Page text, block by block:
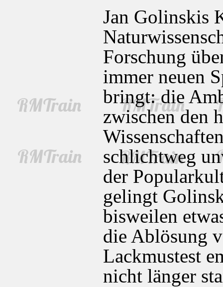
Jan Golinskis
Forschung
immer neuen
bringt: die
zwischen den
schlichtweg
der
gelingt
bisweilen
die Ablösung
Lackmustest
nicht länger